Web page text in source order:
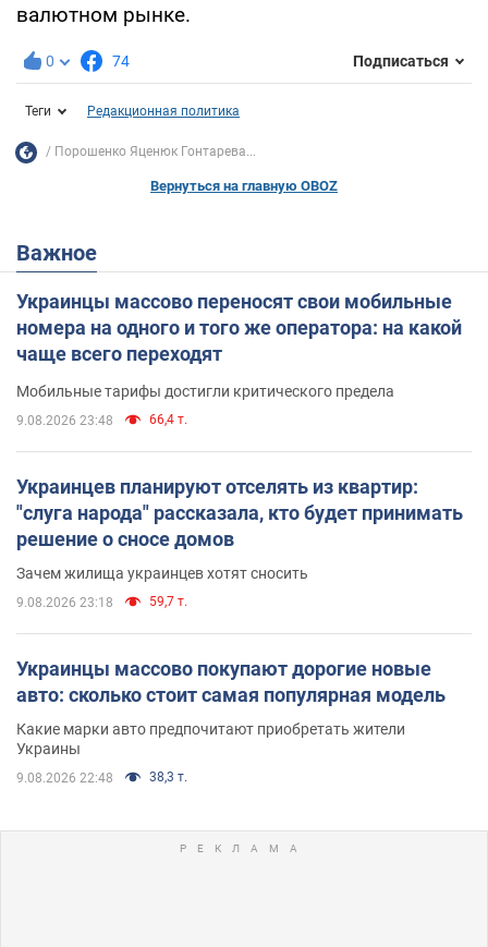
валютном рынке.
0 74 Подписаться
Теги Редакционная политика
Порошенко Яценюк Гонтарева...
Вернуться на главную OBOZ
Важное
Украинцы массово переносят свои мобильные
номера на одного и того же оператора: на какой
чаще всего переходят
Мобильные тарифы достигли критического предела
9.08.2026 23:48 66,4 т.
Украинцев планируют отселять из квартир:
"слуга народа" рассказала, кто будет принимать
решение о сносе домов
Зачем жилища украинцев хотят сносить
9.08.2026 23:18 59,7 т.
Украинцы массово покупают дорогие новые
авто: сколько стоит самая популярная модель
Какие марки авто предпочитают приобретать жители
Украины
9.08.2026 22:48 38,3 т.